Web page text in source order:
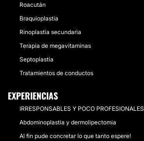
Roacután
Braquioplastía
Rinoplastia secundaria
Terapia de megavitaminas
Septoplastia
Tratamientos de conductos
EXPERIENCIAS
IRRESPONSABLES Y POCO PROFESIONALES
Abdominoplastia y dermolipectomia
Al fin pude concretar lo que tanto espere!